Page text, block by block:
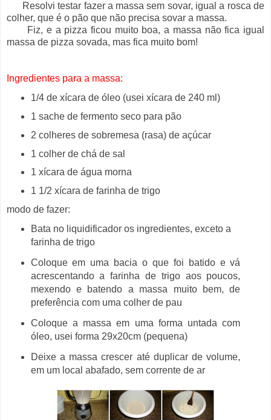
Resolvi testar fazer a massa sem sovar, igual a rosca de
colher, que é o pão que não precisa sovar a massa.
Fiz, e a pizza ficou muito boa, a massa não fica igual
massa de pizza sovada, mas fica muito bom!
Ingredientes para a massa:
1/4 de xícara de óleo (usei xícara de 240 ml)
1 sache de fermento seco para pão
2 colheres de sobremesa (rasa) de açúcar
1 colher de chá de sal
1 xícara de água morna
1 1/2 xícara de farinha de trigo
modo de fazer:
Bata no liquidificador os ingredientes, exceto a
farinha de trigo
Coloque em uma bacia o que foi batido e vá
acrescentando a farinha de trigo aos poucos,
mexendo e batendo a massa muito bem, de
preferência com uma colher de pau
Coloque a massa em uma forma untada com
óleo, usei forma 29x20cm (pequena)
Deixe a massa crescer até duplicar de volume,
em um local abafado, sem corrente de ar